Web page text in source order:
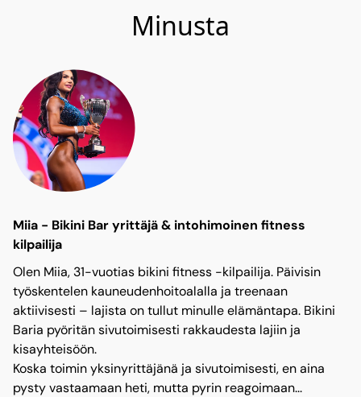
Minusta
Miia - Bikini Bar yrittäjä & intohimoinen fitness
kilpailija
Olen Miia, 31-vuotias bikini fitness -kilpailija. Päivisin
työskentelen kauneudenhoitoalalla ja treenaan
aktiivisesti – lajista on tullut minulle elämäntapa. Bikini
Baria pyöritän sivutoimisesti rakkaudesta lajiin ja
kisayhteisöön.
Koska toimin yksinyrittäjänä ja sivutoimisesti, en aina
pysty vastaamaan heti, mutta pyrin reagoimaan...